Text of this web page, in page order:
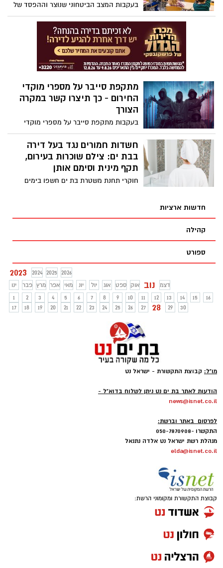
בעקבות המצב הביטחוני שנוצר וההפסד של
ימי לימודים רבים, ראש עיריית בת ים צביקה
ברוט, פנה במכתב אל שר החינוך יואב קיש,
בבקשה לצמצם את חופשת החנוכה ולהשלים
ימי לימוד חשובים. המורים ואנשי משרד
החינוך ביקרו בקשה זו בחריפות: "נראה לי
ששכחתם את הערך של אנשי החינוך ומה
מתקפת סייבר על מספרי מוקדי
החירום - כך תיצרו קשר במקרה
הצורך
בעקבות מתקפת סייבר על מספרי מוקדי
החירום בישראל, לא ניתן לחייג דרך המספרים
המקוצרים למוקדי המשטרה, מד״א וכיבוי
אש. במקרה חירום, כך תיצרו עימם קשר
חשדות חמורים נגד בעל דירה
בבת ים: צילם שוכרות בעירום,
תקף מינית וסימם אותן
חוקרי תחנת משטרת בת ים חשפו בימים
את השוכרות עירומות.
חדשות ארציות
קהילה
ספורט
2023 2024 2025
2026
ינו
פבר מרץ אפר מאי יונ יול אוג ספט אוק נוב
דצמ
1
2 3 4 5 6 7 8 9 10 11 12 13 14 15
16
17
18 19 20 21 22 23 24 25 26 27 28 29 30
מו"ל: קבוצת התקשורת - ישראל נט
הודעות לאתר בת ים נט ניתן לשלוח בדוא"ל -
news@isnet.co.il
לפרסום באתר וברשת:
התקשרו -050-7870908
מנהלת רשת ישראל נט אלדה נתנאל
elda@isnet.co.il
קבוצת התקשורת ומקומוני הרשת: